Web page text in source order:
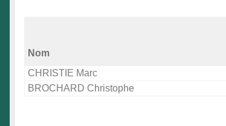
Nom
CHRISTIE Marc
BROCHARD Christophe